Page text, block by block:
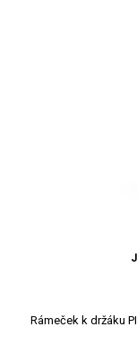
Rámeček k držáku